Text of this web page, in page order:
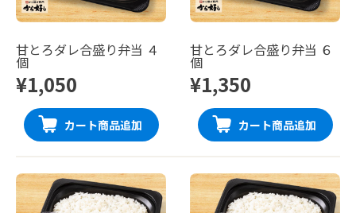
甘とろダレ合盛り弁当 ４
個
¥1,050
カート商品追加
甘とろダレ合盛り弁当 ６
個
¥1,350
カート商品追加